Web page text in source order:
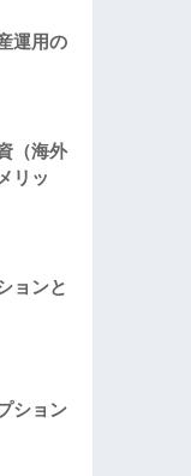
運用の
（海外
リッ
ョンと
ション